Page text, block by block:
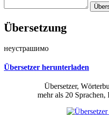
Übersetzung
неустрашимо
Übersetzer herunterladen
Übersetzer,
mehr als 20 Sprachen,